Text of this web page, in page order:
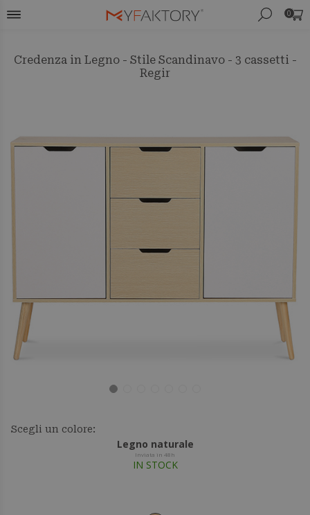
0
Credenza in Legno - Stile Scandinavo - 3 cassetti -
Regir
Scegli un colore:
Legno naturale
Inviata in 48h
IN STOCK